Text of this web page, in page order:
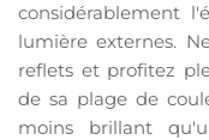
considérablement
lumière externes.
reflets et profitez
de sa plage de
moins brillant